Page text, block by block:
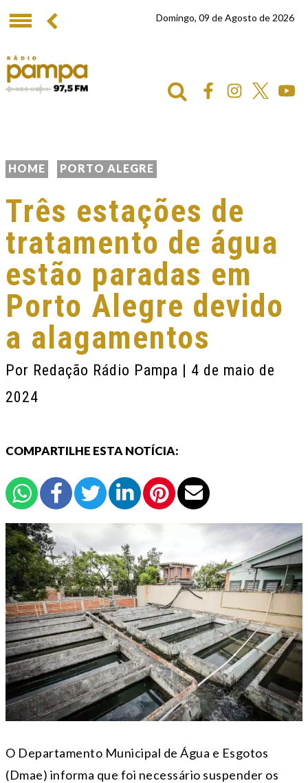
Domingo, 09 de Agosto de 2026
HOME PORTO ALEGRE
Três estações de
tratamento de água
estão paradas em
Porto Alegre devido
a alagamentos
Por Redação Rádio Pampa | 4 de maio de
2024
COMPARTILHE ESTA NOTÍCIA:
O Departamento Municipal de Água e Esgotos
(Dmae) informa que foi necessário suspender os